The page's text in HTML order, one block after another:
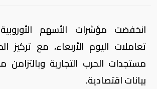
انخفضت مؤشرات الأسهم
تعاملات اليوم الأربعاء، مع تركيز
مستجدات الحرب التجارية
بيانات اقتصادية.